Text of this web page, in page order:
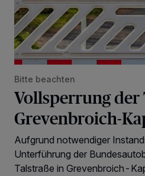
Bitte beachten
Vollsperrung der
Grevenbroich-
Aufgrund notwendiger
Unterführung der
Talstraße in Grevenbroich-